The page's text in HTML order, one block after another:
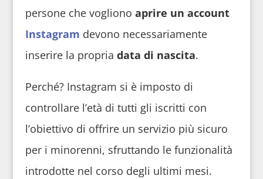
persone che vogliono aprire un account
Instagram devono necessariamente
inserire la propria data di nascita.
Perché? Instagram si è imposto di
controllare l’età di tutti gli iscritti con
l’obiettivo di offrire un servizio più sicuro
per i minorenni, sfruttando le funzionalità
introdotte nel corso degli ultimi mesi.